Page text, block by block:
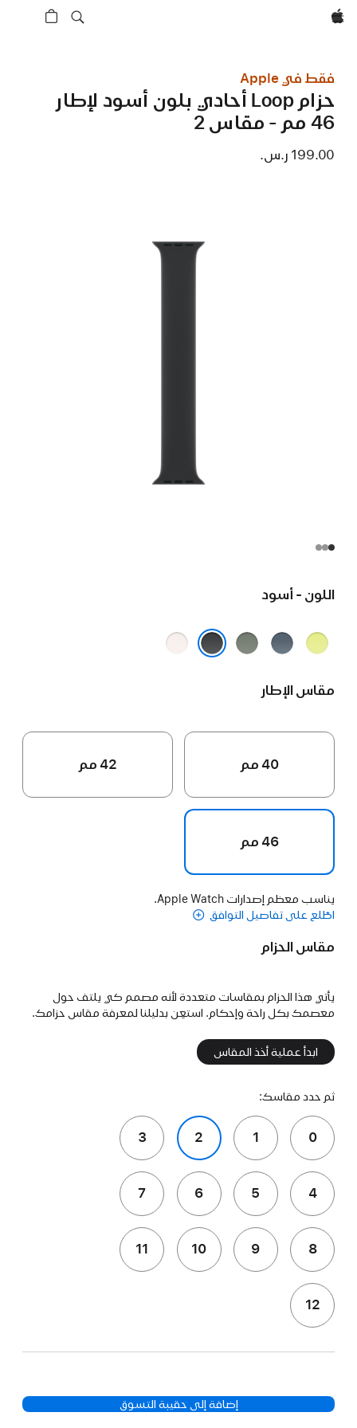
Apple‏
فقط في Apple
حزام Loop أحادي بلون أسود لإطار
46 مم - مقاس 2
199.00 ر.س.‏
اللون - أسود
أصفر
أزرق
رمادي
خوخي
مقاس الإطار
40 مم 42 مم
46 مم
يناسب معظم إصدارات Apple Watch.
اطّلع على تفاصيل التوافق
مقاس الحزام
يأتي هذا الحزام بمقاسات متعددة لأنه مصمم كي يلتف حول
معصمك بكل راحة وإحكام. استعِن بدليلنا لمعرفة مقاس حزامك.
ابدأ عملية أخذ المقاس
ثم حدد مقاسك:
0
1
2
3
4
5
6
7
8
9
10
11
12
إضافة إلى حقيبة التسوق